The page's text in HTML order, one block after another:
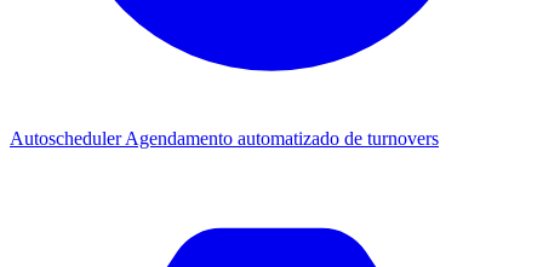
AutoschedulerAgendamento automatizado de turnovers